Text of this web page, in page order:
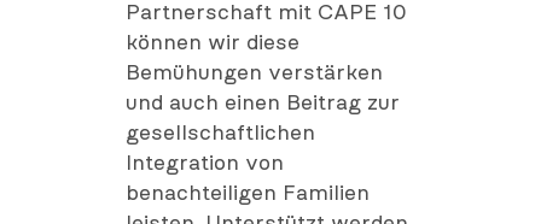
Partnerschaft mit CAPE 10
können wir diese
Bemühungen verstärken
und auch einen Beitrag zur
gesellschaftlichen
Integration von
benachteiligen Familien